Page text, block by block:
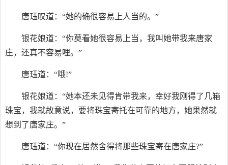
唐珏叹道：“她的确很容易上人当的。”
银花娘道：“你莫看她很容易上当，我叫她带我来唐家
庄，还真不容易哩。”
唐珏道：“哦!”
银花娘道：“她本还未见得肯带我来，幸好我刚得了几箱
珠宝，我就故意说，要将珠宝寄托在可靠的地方，她果然就
想到了唐家庄。”
唐珏道：“你现在居然舍得将那些珠宝寄在唐家庄?”